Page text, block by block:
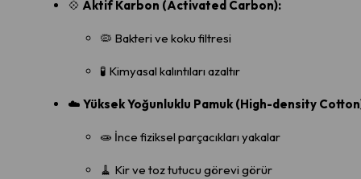
💠 Aktif Karbon (Activated Carbon):
🦠 Bakteri ve koku filtresi
🧪 Kimyasal kalıntıları azaltır
☁️ Yüksek Yoğunluklu Pamuk (High-density
🧫 İnce fiziksel parçacıkları yakalar
🧹 Kir ve toz tutucu görevi görür